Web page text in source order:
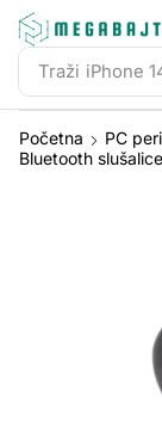
Traži iPhone
Početna PC
Bluetooth slušalice